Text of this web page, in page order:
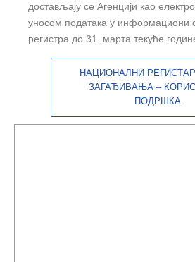
достављају се Агенцији као
уносом података у информациони
регистра до 31. марта текуће
НАЦИОНАЛНИ
ЗАГАЂИВАЊА –
ПОДРШКА